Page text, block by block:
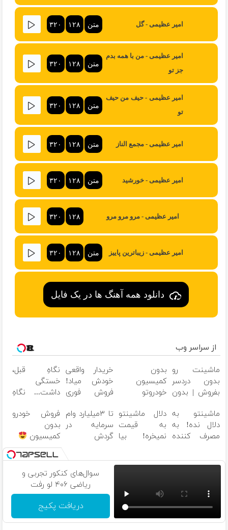
امیر عظیمی - گل متن ۱۲۸ ۳۲۰
امیر عظیمی - من با همه بدم
جز تو
متن ۱۲۸ ۳۲۰
امیر عظیمی - حیف من حیف
تو
متن ۱۲۸ ۳۲۰
امیر عظیمی - مجمع الناز متن ۱۲۸ ۳۲۰
امیر عظیمی - خورشید متن ۱۲۸ ۳۲۰
امیر عظیمی - مرو مرو مرو ۱۲۸ ۳۲۰
امیر عظیمی - زیباترین پاییز متن ۱۲۸ ۳۲۰
دانلود همه آهنگ ها در یک فایل
از سراسر وب
ماشینت رو
بدون دردسر
بفروش | بدون
بدون
کمیسیون
خودروتو
خریدار واقعی
خودش میاد!
فروش فوری
همراه مکانیک
نگاهِ قبل،
خستگی
داشت... نگاهِ
بلفا با ۲۵%
تخفیف
ماشینتو به
دلال نده! به
مصرف کننده
پاسخ به یک
دلال ماشینتو
به قیمت
نمیخره! بیا
بفروش*فقط
تا ۳میلیارد وام
سرمایه در
گردش
فروشگاهت رو
ثبت کن
فروش خودرو
بدون
کمیسیون
سوال‌های کنکور تجربی و
ریاضی ۴۰۶ لو رفت
دریافت پکیج